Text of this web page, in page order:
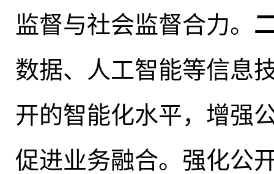
监督与社会监督合力。
数据、人工智能等信息
开的智能化水平， 增强
促进业务融合。 强化公